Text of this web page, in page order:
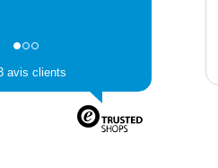
avis clients